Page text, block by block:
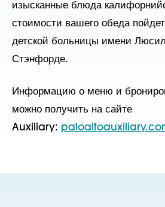
изысканные блюда
стоимости вашего обеда
детской больницы имени
Стэнфорде.
Информацию о меню и
можно получить на сайте
Auxiliary: